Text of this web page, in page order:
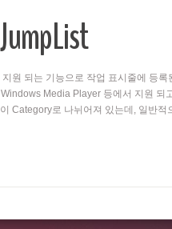
원 되는 기능으로 작업 표시줄에 등
Media Player 등에서 지원
Category로 나뉘어져 있는데, 일반